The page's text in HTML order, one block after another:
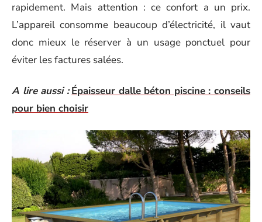
rapidement. Mais attention : ce confort a un prix.
L’appareil consomme beaucoup d’électricité, il vaut
donc mieux le réserver à un usage ponctuel pour
éviter les factures salées.
A lire aussi : Épaisseur dalle béton piscine : conseils
pour bien choisir